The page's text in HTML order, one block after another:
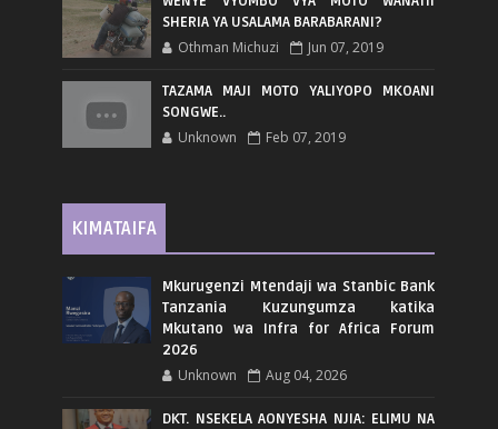
SHERIA YA USALAMA BARABARANI?
Othman Michuzi Jun 07, 2019
TAZAMA MAJI MOTO YALIYOPO MKOANI
SONGWE..
Unknown Feb 07, 2019
KIMATAIFA
Mkurugenzi Mtendaji wa Stanbic Bank
Tanzania Kuzungumza katika
Mkutano wa Infra for Africa Forum
2026
Unknown Aug 04, 2026
DKT. NSEKELA AONYESHA NJIA: ELIMU NA